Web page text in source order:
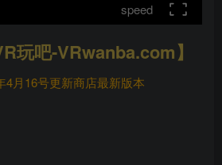
speed
玩吧-VRwanba.com】
4月16号更新商店最新版本